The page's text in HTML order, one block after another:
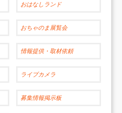
おはなしランド
おちゃのま展覧会
情報提供・取材依頼
ライブカメラ
募集情報掲示板